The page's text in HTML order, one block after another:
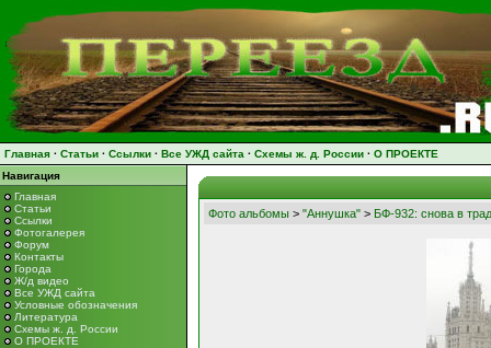
Главная · Статьи · Ссылки · Все УЖД сайта · Схемы ж. д. России · О ПРОЕКТЕ
Навигация
Главная
Статьи
Ссылки
Фотогалерея
Форум
Контакты
Города
Ж/д видео
Все УЖД сайта
Условные обозначения
Литература
Схемы ж. д. России
О ПРОЕКТЕ
Фото альбомы > "Аннушка" > БФ-932: снова в